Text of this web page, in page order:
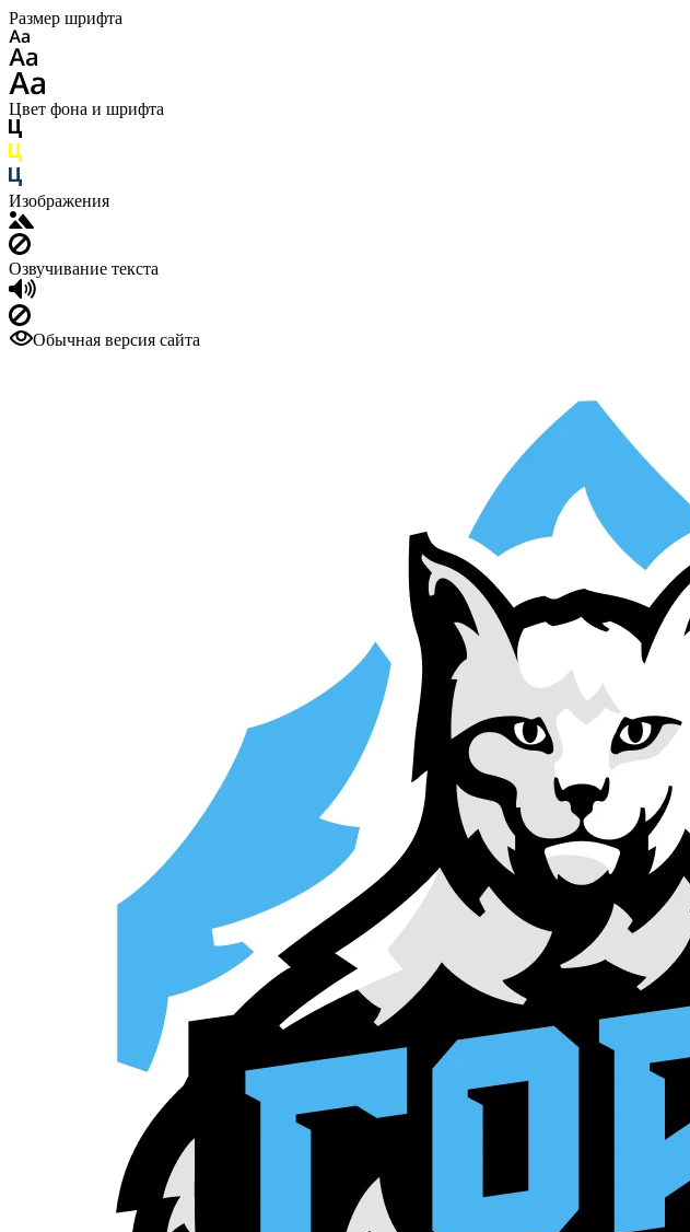
Размер шрифта
Цвет фона и шрифта
Изображения
Озвучивание текста
Обычная версия сайта